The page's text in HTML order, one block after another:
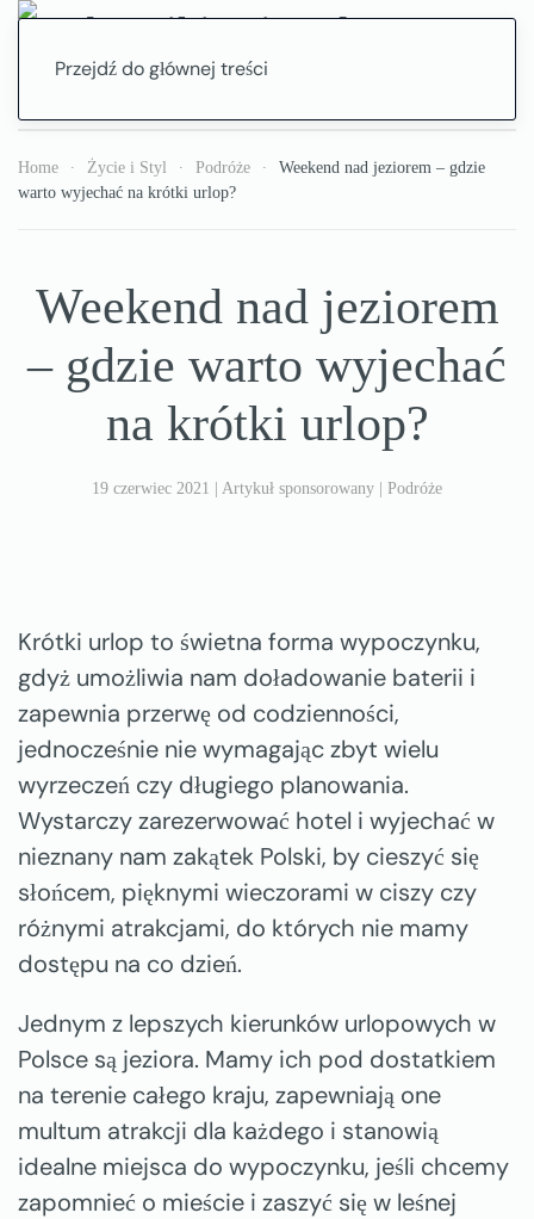
Przejdź do głównej treści
Home Życie i Styl Podróże
Weekend nad jeziorem – gdzie
warto wyjechać na krótki urlop?
Weekend nad jeziorem
– gdzie warto wyjechać
na krótki urlop?
19 czerwiec 2021 Artykuł sponsorowany Podróże
Krótki urlop to świetna forma wypoczynku,
gdyż umożliwia nam doładowanie baterii i
zapewnia przerwę od codzienności,
jednocześnie nie wymagając zbyt wielu
wyrzeczeń czy długiego planowania.
Wystarczy zarezerwować hotel i wyjechać w
nieznany nam zakątek Polski, by cieszyć się
słońcem, pięknymi wieczorami w ciszy czy
różnymi atrakcjami, do których nie mamy
dostępu na co dzień.
Jednym z lepszych kierunków urlopowych w
Polsce są jeziora. Mamy ich pod dostatkiem
na terenie całego kraju, zapewniają one
multum atrakcji dla każdego i stanowią
idealne miejsca do wypoczynku, jeśli chcemy
zapomnieć o mieście i zaszyć się w leśnej